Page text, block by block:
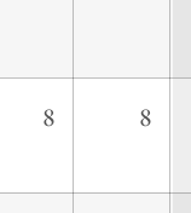
8 8